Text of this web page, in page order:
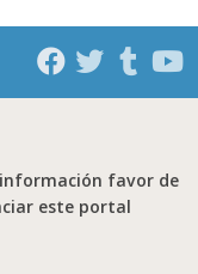
favor de
este portal